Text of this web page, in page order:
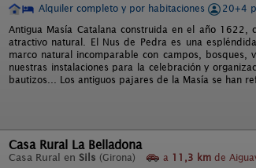
Alquiler completo y por habitaciones 20+4
Antigua Masía Catalana construida en el año
atractivo natural. El Nus de Pedra es una
marco natural incomparable con campos,
nuestras instalaciones para la celebración y
bautizos... Los antiguos pajares de la Masía se han
Casa Rural La Belladona
Casa Rural en Sils (Girona) a 11,3 km de